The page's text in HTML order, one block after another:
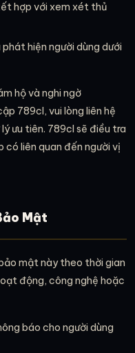
hợp với xem xét thủ
hiện người dùng dưới
hộ và nghi ngờ
789cl, vui lòng liên hệ
ưu tiên. 789cl sẽ điều tra
liên quan đến người vị
Mật
mật này theo thời gian
động, công nghệ hoặc
báo cho người dùng